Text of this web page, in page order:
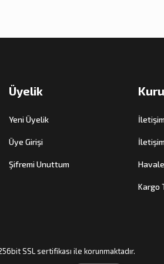
Üyelik
Yeni Üyelik
Üye Girişi
Şifremi Unuttum
Kargo
SSL sertifikası ile korunmaktadır.